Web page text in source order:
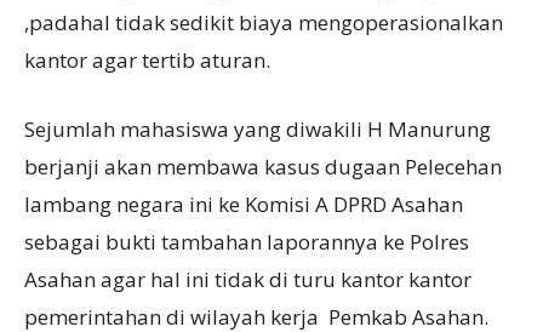
,padahal tidak sedikit biaya mengoperasionalkan
kantor agar tertib aturan.
Sejumlah mahasiswa yang diwakili H Manurung
berjanji akan membawa kasus dugaan Pelecehan
lambang negara ini ke Komisi A DPRD Asahan
sebagai bukti tambahan laporannya ke Polres
Asahan agar hal ini tidak di turu kantor kantor
pemerintahan di wilayah kerja Pemkab Asahan.